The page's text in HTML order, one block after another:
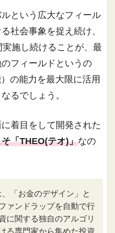
という広大なフィール
社会事象を捉え続け、
施し続けることが、最
フィールドというの
の能力を最大限に活用
るでしょう。
着目をして開発された
「THEO(テオ)」なの
「お金のデザイン」と
ァンドラップを自動で行
に関する独自のアルゴリ
る専門家から集めた投資